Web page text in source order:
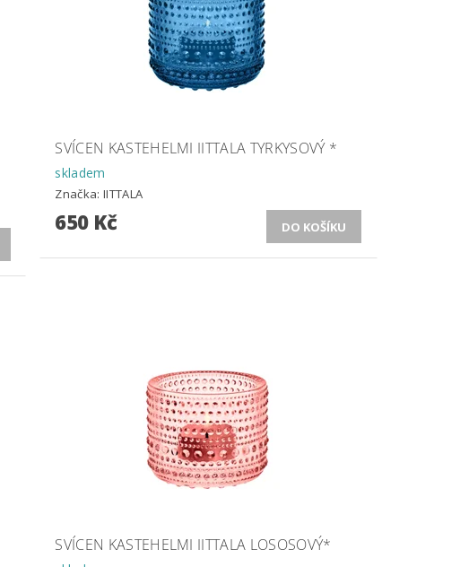
SVÍCEN KASTEHELMI IITTALA TYRKYSOVÝ *
skladem
Značka: IITTALA
650 Kč
SVÍCEN KASTEHELMI IITTALA LOSOSOVÝ*